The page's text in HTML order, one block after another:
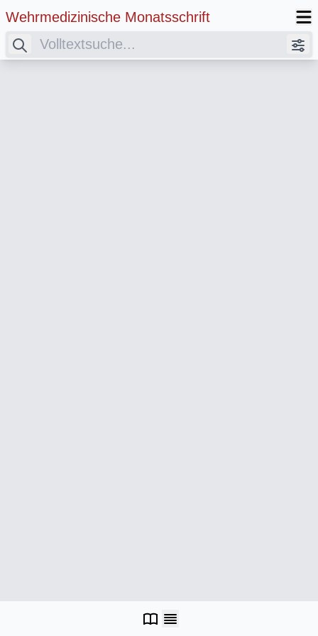
Wehrmedizinische Monatsschrift